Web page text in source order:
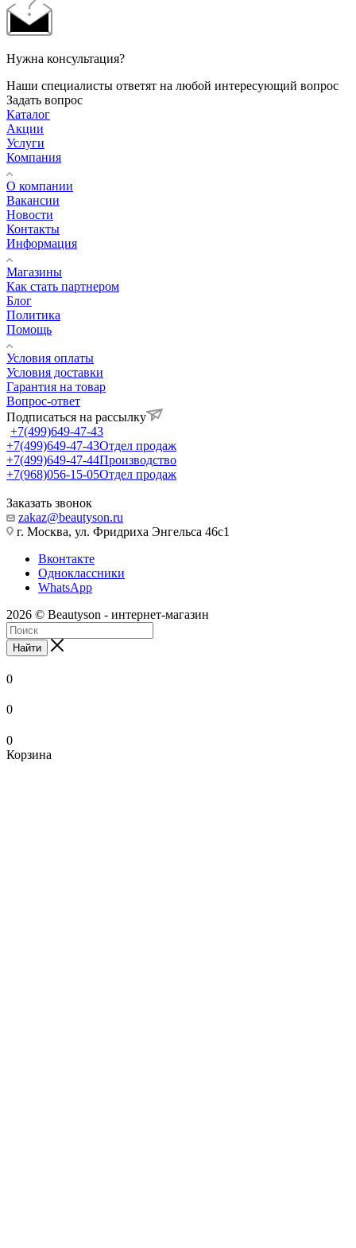
Нужна консультация?
Наши специалисты ответят на любой интересующий вопрос
Задать вопрос
Каталог
Акции
Услуги
Компания
О компании
Вакансии
Новости
Контакты
Информация
Магазины
Как стать партнером
Блог
Политика
Помощь
Условия оплаты
Условия доставки
Гарантия на товар
Вопрос-ответ
Подписаться на рассылку
+7(499)649-47-43
+7(499)649-47-43Отдел продаж
+7(499)649-47-44Производство
+7(968)056-15-05Отдел продаж
Заказать звонок
zakaz@beautyson.ru
г. Москва, ул. Фридриха Энгельса 46с1
Вконтакте
Одноклассники
WhatsApp
2026 © Beautyson - интернет-магазин
Найти
0
0
0
Корзина